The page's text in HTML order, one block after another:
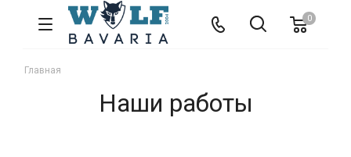
0
Главная
Наши работы